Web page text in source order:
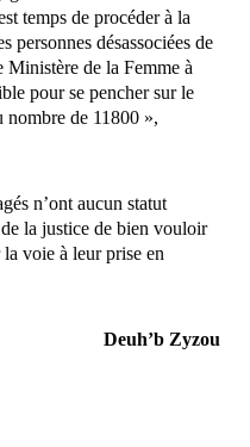
temps de procéder à la
personnes désassociées de
de la Femme à
pour se pencher sur le
nombre de 11800 »,
n’ont aucun statut
la justice de bien vouloir
voie à leur prise en
Deuh’b Zyzou